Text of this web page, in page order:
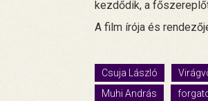
kezdődik, a
A film írója és
Csuja László
Muhi András